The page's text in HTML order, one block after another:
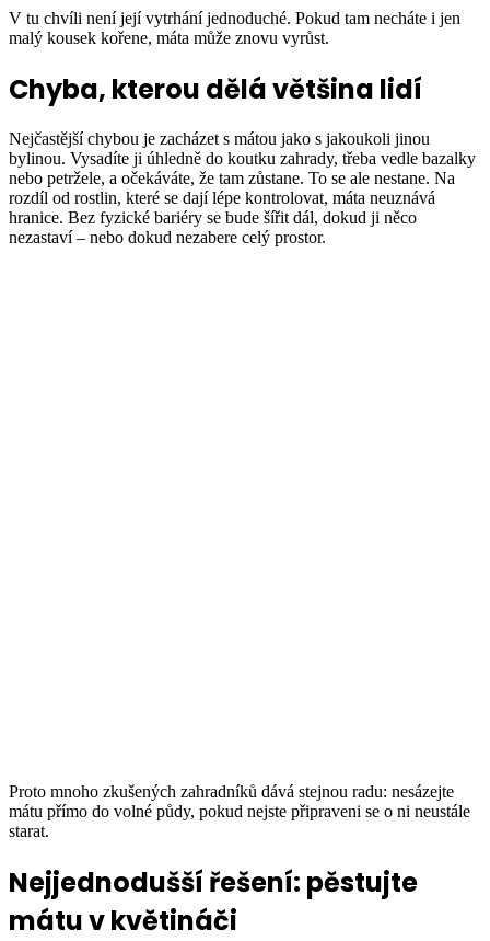
V tu chvíli není její vytrhání jednoduché. Pokud tam necháte i jen
malý kousek kořene, máta může znovu vyrůst.
Chyba, kterou dělá většina lidí
Nejčastější chybou je zacházet s mátou jako s jakoukoli jinou
bylinou. Vysadíte ji úhledně do koutku zahrady, třeba vedle bazalky
nebo petržele, a očekáváte, že tam zůstane. To se ale nestane. Na
rozdíl od rostlin, které se dají lépe kontrolovat, máta neuznává
hranice. Bez fyzické bariéry se bude šířit dál, dokud ji něco
nezastaví – nebo dokud nezabere celý prostor.
Proto mnoho zkušených zahradníků dává stejnou radu: nesázejte
mátu přímo do volné půdy, pokud nejste připraveni se o ni neustále
starat.
Nejjednodušší řešení: pěstujte
mátu v květináči